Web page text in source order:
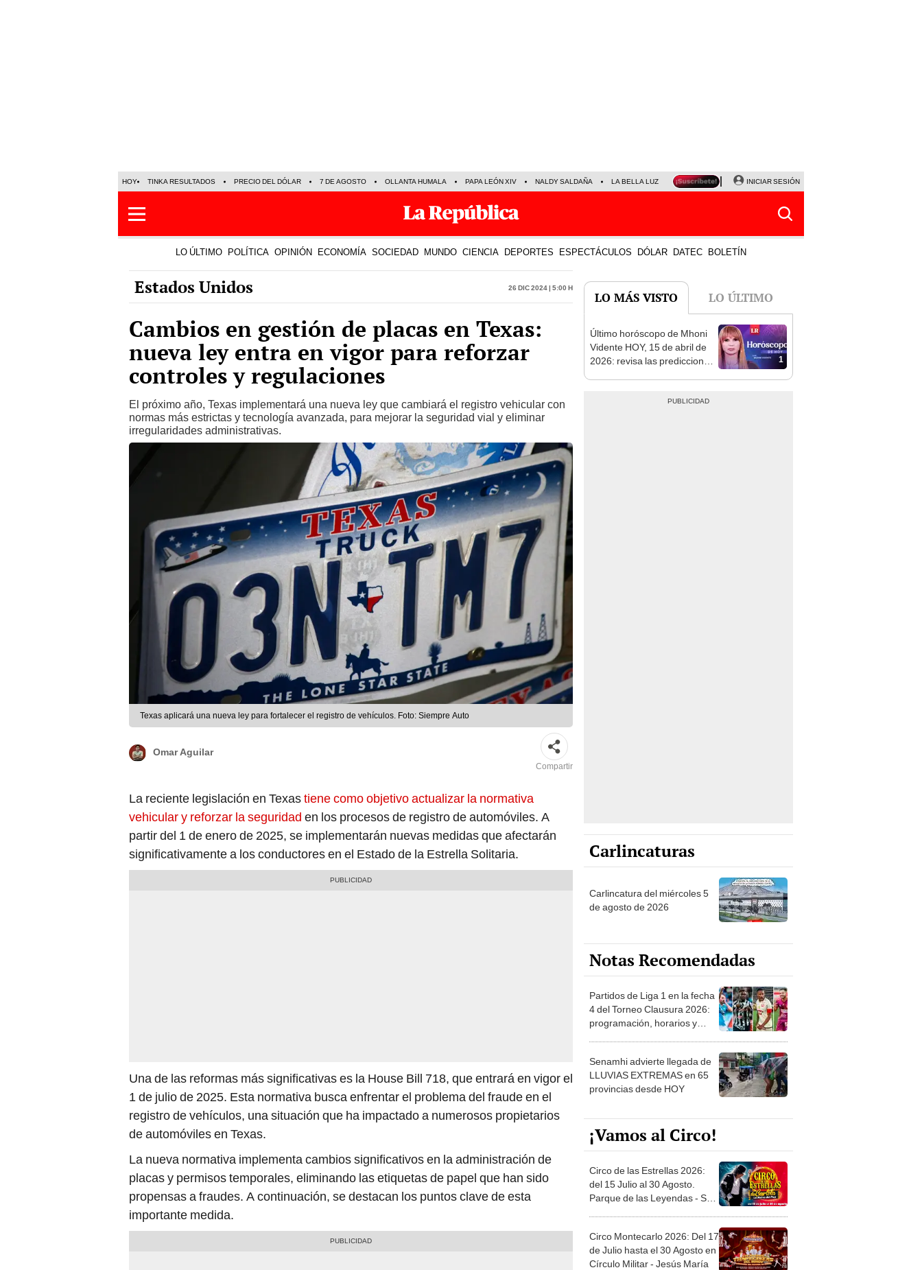
HOY TINKA RESULTADOS PRECIO DEL DÓLAR 7 DE AGOSTO OLLANTA HUMALA PAPA LEÓN XIV NALDY SALDAÑA LA BELLA LUZ MAGALY MEDINA SINUANO RESULTADOS HOY
INICIAR SESIÓN
LO ÚLTIMO POLÍTICA OPINIÓN ECONOMÍA SOCIEDAD MUNDO CIENCIA DEPORTES ESPECTÁCULOS DÓLAR DATEC BOLETÍN
Estados Unidos 26 Dic 2024 | 5:00 h
Cambios en gestión de placas en Texas:
nueva ley entra en vigor para reforzar
controles y regulaciones
El próximo año, Texas implementará una nueva ley que cambiará el registro vehicular con
normas más estrictas y tecnología avanzada, para mejorar la seguridad vial y eliminar
irregularidades administrativas.
Texas aplicará una nueva ley para fortalecer el registro de vehículos. Foto: Siempre Auto
Omar Aguilar
Compartir
La reciente legislación en Texastiene como objetivo actualizar la normativa
vehicular y reforzar la seguridad en los procesos de registro de automóviles. A
partir del 1 de enero de 2025, se implementarán nuevas medidas que afectarán
significativamente a los conductores en el Estado de la Estrella Solitaria.
Una de las reformas más significativas es la House Bill 718, que entrará en vigor el
1 de julio de 2025. Esta normativa busca enfrentar el problema del fraude en el
registro de vehículos, una situación que ha impactado a numerosos propietarios
de automóviles en Texas.
La nueva normativa implementa cambios significativos en la administración de
placas y permisos temporales, eliminando las etiquetas de papel que han sido
propensas a fraudes. A continuación, se destacan los puntos clave de esta
importante medida.
LO MÁS VISTO LO ÚLTIMO
1
Último horóscopo de Mhoni
Vidente HOY, 15 de abril de
2026: revisa las predicciones
Carlincaturas
Carlincatura del miércoles 5
de agosto de 2026
Notas Recomendadas
Partidos de Liga 1 en la fecha
4 del Torneo Clausura 2026:
programación, horarios y
Senamhi advierte llegada de
LLUVIAS EXTREMAS en 65
provincias desde HOY
¡Vamos al Circo!
Circo de las Estrellas 2026:
del 15 Julio al 30 Agosto.
Parque de las Leyendas - San
Circo Montecarlo 2026: Del 17
de Julio hasta el 30 Agosto en
Círculo Militar - Jesús María